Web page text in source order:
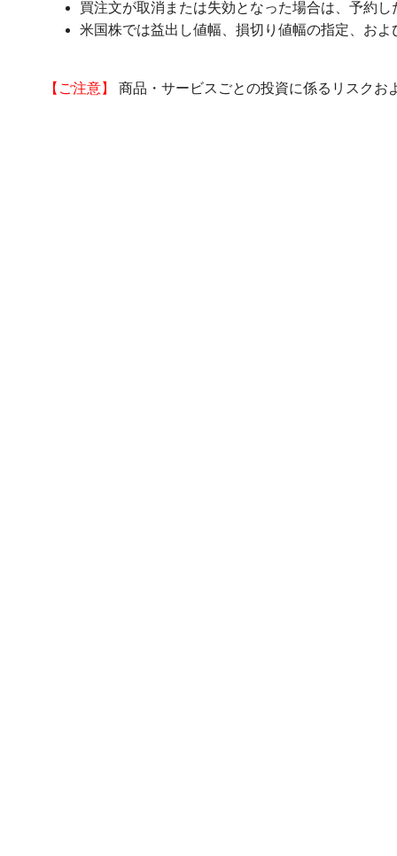
買注文が取消または失効となった場合は、予約
米国株では益出し値幅、損切り値幅の指定、お
【ご注意】 商品・サービスごとの投資に係るリスクお